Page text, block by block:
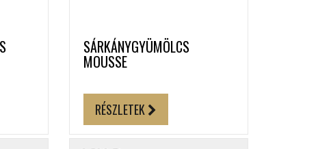
SÁRKÁNYGYÜMÖLCS
MOUSSE
RÉSZLETEK